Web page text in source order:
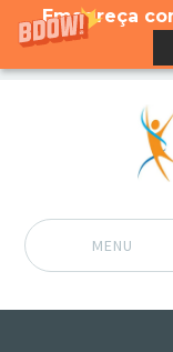
Emagreça
MENU